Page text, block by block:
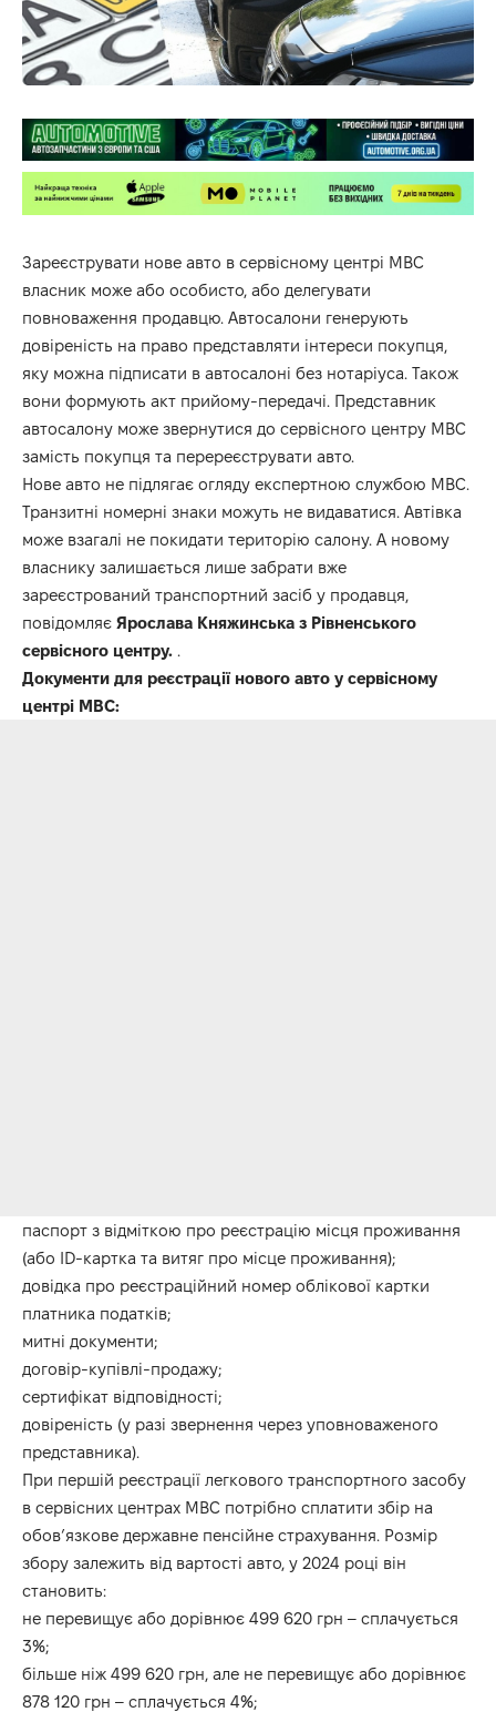
Зареєструвати нове авто в сервісному центрі МВС
власник може або особисто, або делегувати
повноваження продавцю. Автосалони генерують
довіреність на право представляти інтереси покупця,
яку можна підписати в автосалоні без нотаріуса. Також
вони формують акт прийому-передачі. Представник
автосалону може звернутися до сервісного центру МВС
замість покупця та перереєструвати авто.
Нове авто не підлягає огляду експертною службою МВС.
Транзитні номерні знаки можуть не видаватися. Автівка
може взагалі не покидати територію салону. А новому
власнику залишається лише забрати вже
зареєстрований транспортний засіб у продавця,
повідомляє Ярослава Княжинська з Рівненського
сервісного центру. .
Документи для реєстрації нового авто у сервісному
центрі МВС:
паспорт з відміткою про реєстрацію місця проживання
(або ID-картка та витяг про місце проживання);
довідка про реєстраційний номер облікової картки
платника податків;
митні документи;
договір-купівлі-продажу;
сертифікат відповідності;
довіреність (у разі звернення через уповноваженого
представника).
При першій реєстрації легкового транспортного засобу
в сервісних центрах МВС потрібно сплатити збір на
обов’язкове державне пенсійне страхування. Розмір
збору залежить від вартості авто, у 2024 році він
становить:
не перевищує або дорівнює 499 620 грн – сплачується
3%;
більше ніж 499 620 грн, але не перевищує або дорівнює
878 120 грн – сплачується 4%;